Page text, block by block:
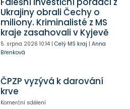
Ukrajiny obrali Čechy o
miliony. Kriminalisté z MS
kraje zasahovali v Kyjevě
5. srpna 2026 10:14| Celý MS kraj | Anna
Břenková
ČPZP vyzývá k darování
krve
Komerční sdělení